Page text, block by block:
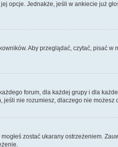
opcje. Jednakże, jeśli w ankiecie już
Aby przeglądać, czytać,
forum, dla każdej grupy i dla
nie rozumiesz, dlaczego nie możesz
zostać ukarany ostrzeżeniem.